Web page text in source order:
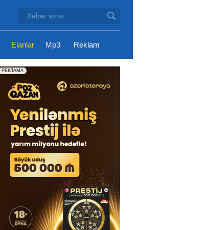
Elanlar Mp3 Reklam